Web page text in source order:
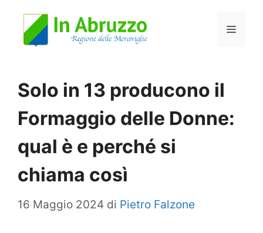
Menu
Solo in 13 producono il
Formaggio delle Donne:
qual è e perché si
chiama così
16 Maggio 2024 di Pietro Falzone